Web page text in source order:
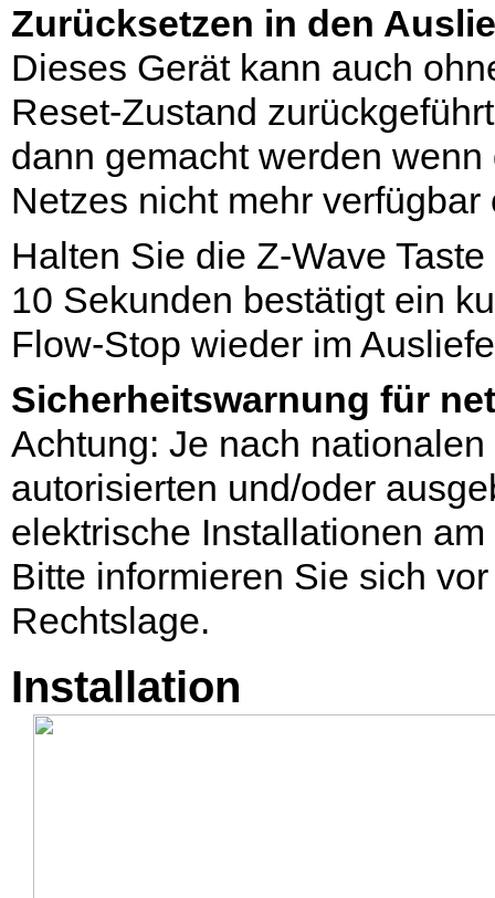
Zurücksetzen in den
Dieses Gerät kann auch
Reset-Zustand
dann gemacht werden
Netzes nicht mehr verfügbar
Halten Sie die Z-Wave
10 Sekunden bestätigt ein
Flow-Stop wieder im
Sicherheitswarnung für
Achtung: Je nach
autorisierten und/oder
elektrische Installationen
Bitte informieren Sie sich
Rechtslage.
Installation